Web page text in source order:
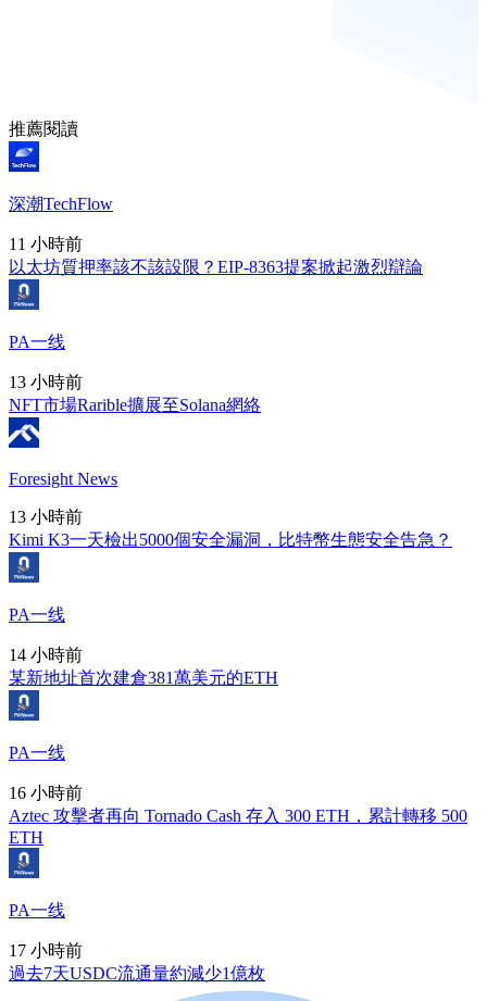
推薦閱讀
深潮TechFlow
11 小時前
以太坊質押率該不該設限？EIP-8363提案掀起激烈辯論
PA一线
13 小時前
NFT市場Rarible擴展至Solana網絡
Foresight News
13 小時前
Kimi K3一天檢出5000個安全漏洞，比特幣生態安全告急？
PA一线
14 小時前
某新地址首次建倉381萬美元的ETH
PA一线
16 小時前
Aztec 攻擊者再向 Tornado Cash 存入 300 ETH，累計轉移 500
ETH
PA一线
17 小時前
過去7天USDC流通量約減少1億枚